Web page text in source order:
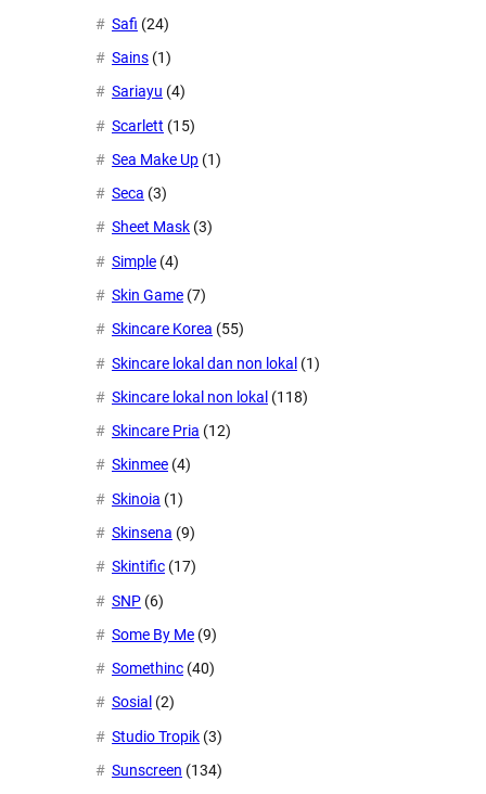
Safi (24)
Sains (1)
Sariayu (4)
Scarlett (15)
Sea Make Up (1)
Seca (3)
Sheet Mask (3)
Simple (4)
Skin Game (7)
Skincare Korea (55)
Skincare lokal dan non lokal (1)
Skincare lokal non lokal (118)
Skincare Pria (12)
Skinmee (4)
Skinoia (1)
Skinsena (9)
Skintific (17)
SNP (6)
Some By Me (9)
Somethinc (40)
Sosial (2)
Studio Tropik (3)
Sunscreen (134)